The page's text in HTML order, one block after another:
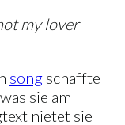
my lover
song schaffte
sie am
nietet sie